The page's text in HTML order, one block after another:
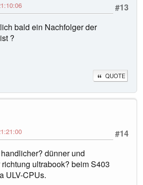
#13
bald ein Nachfolger der
?
QUOTE
#14
dünner und
ultrabook? beim S403
ULV-CPUs.